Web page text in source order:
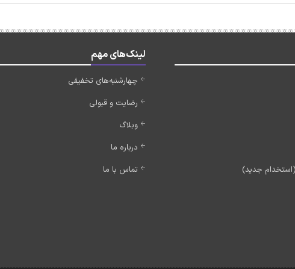
لینک‌های مهم
چهارشنبه‌های تخفیفی
رضایت و قبولی
وبلاگ
درباره ما
تماس با ما